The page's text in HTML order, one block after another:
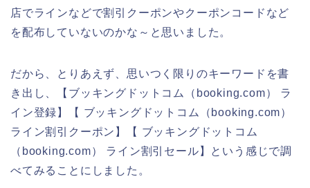
店でラインなどで割引クーポンやクーポンコードなど
を配布していないのかな～と思いました。
だから、とりあえず、思いつく限りのキーワードを書
き出し、【ブッキングドットコム（booking.com） ラ
イン登録】【 ブッキングドットコム（booking.com）
ライン割引クーポン】【 ブッキングドットコム
（booking.com） ライン割引セール】という感じで調
べてみることにしました。